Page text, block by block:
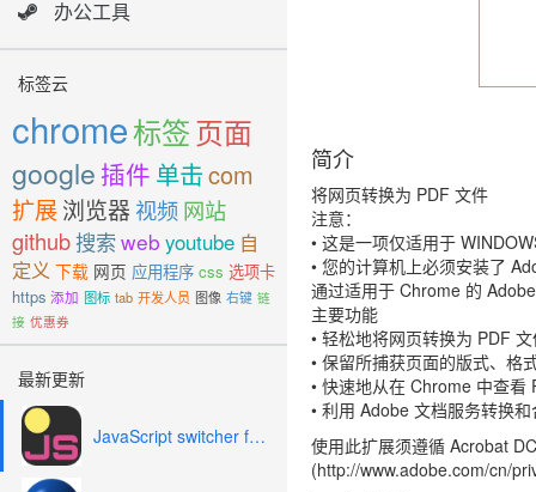
办公工具
标签云
chrome标签页面
google 插件 单击com
扩展浏览器 视频网站
github搜索web youtube 自
定义 下载 网页 应用程序 css 选项卡
https 添加 图标 tab 开发人员 图像 右键 链
接 优惠券
最新更新
JavaScript switcher for SEO and development
简介
将网页转换为 PDF 文件
注意：
• 这是一项仅适用于
• 您的计算机上必须安装了
通过适用于 Chrome 的
主要功能
• 轻松地将网页转换为 PDF
• 保留所捕获页面的版式、格
• 快速地从在 Chrome 中查
• 利用 Adobe 文档服务转换
使用此扩展须遵循 Acrobat
(http://www.adobe.com/cn/